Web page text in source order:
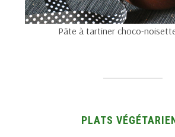
Pâte à tartiner choco-
PLATS